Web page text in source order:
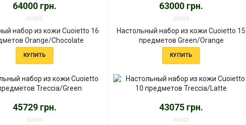
64000 грн.
набор из кожи Cuoietto 16
Orange/Chocolate
КУПИТЬ
63000 грн.
Настольный набор из кожи Cuoietto 15
предметов Green/Orange
КУПИТЬ
45729 грн. 43075 грн.